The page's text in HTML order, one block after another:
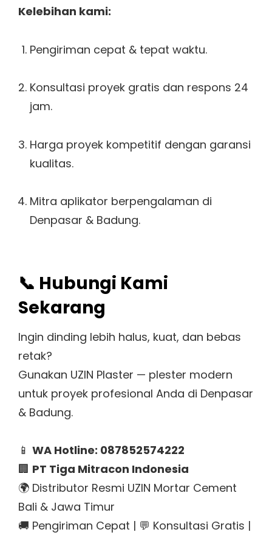
Kelebihan kami:
Pengiriman cepat & tepat waktu.
Konsultasi proyek gratis dan respons 24
jam.
Harga proyek kompetitif dengan garansi
kualitas.
Mitra aplikator berpengalaman di
Denpasar & Badung.
📞 Hubungi Kami
Sekarang
Ingin dinding lebih halus, kuat, dan bebas
retak?
Gunakan UZIN Plaster — plester modern
untuk proyek profesional Anda di Denpasar
& Badung.
📱 WA Hotline: 087852574222
🏢 PT Tiga Mitracon Indonesia
🌍 Distributor Resmi UZIN Mortar Cement
Bali & Jawa Timur
🚚 Pengiriman Cepat | 💬 Konsultasi Gratis |